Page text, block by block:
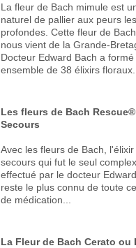
La fleur de Bach mimule est
naturel de pallier aux peurs
profondes. Cette fleur de
nous vient de la Grande-
Docteur Edward Bach a formé
ensemble de 38 élixirs floraux...
Les fleurs de Bach
Secours
Avec les fleurs de Bach, l'élixir
secours qui fut le seul
effectué par le docteur
reste le plus connu de toute
de médication...
La Fleur de Bach Cerato ou